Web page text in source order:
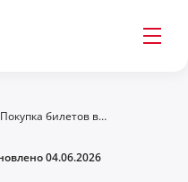
Покупка билетов в онлайн режиме в кредит, это возможно!
04.06.2026